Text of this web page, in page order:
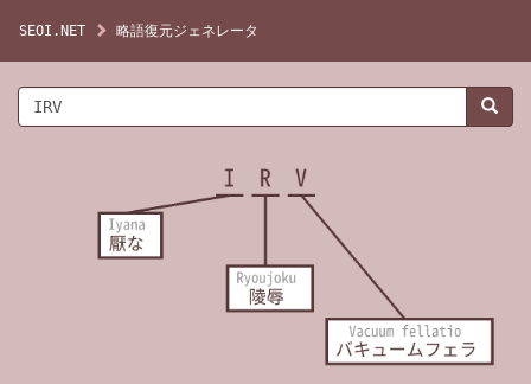
SEOI.NET 略語復元ジェネレータ